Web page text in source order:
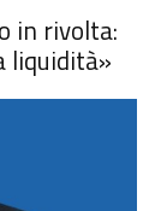
in rivolta:
liquidità»